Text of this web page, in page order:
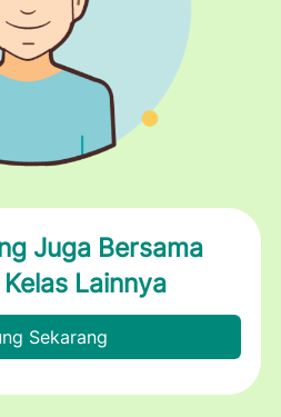
Juga Bersama
Lainnya
Sekarang